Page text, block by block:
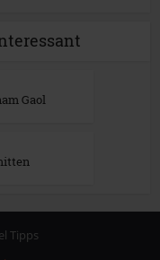
Gaol
Tipps